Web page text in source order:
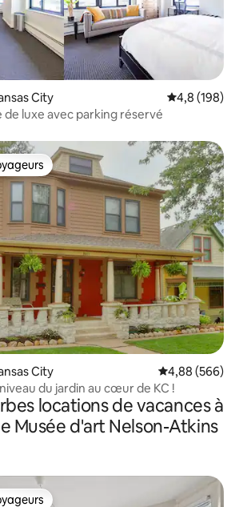
City Évaluation
4,8 (198)
de luxe avec parking réservé
City Évaluation
4,88 (566)
du jardin au cœur de KC !
locations de vacances à
Musée d'art Nelson-Atkins